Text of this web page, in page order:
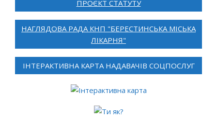
ПРОЄКТ СТАТУТУ
НАГЛЯДОВА РАДА КНП "БЕРЕСТИНСЬКА МІСЬКА
ЛІКАРНЯ"
ІНТЕРАКТИВНА КАРТА НАДАВАЧІВ СОЦПОСЛУГ